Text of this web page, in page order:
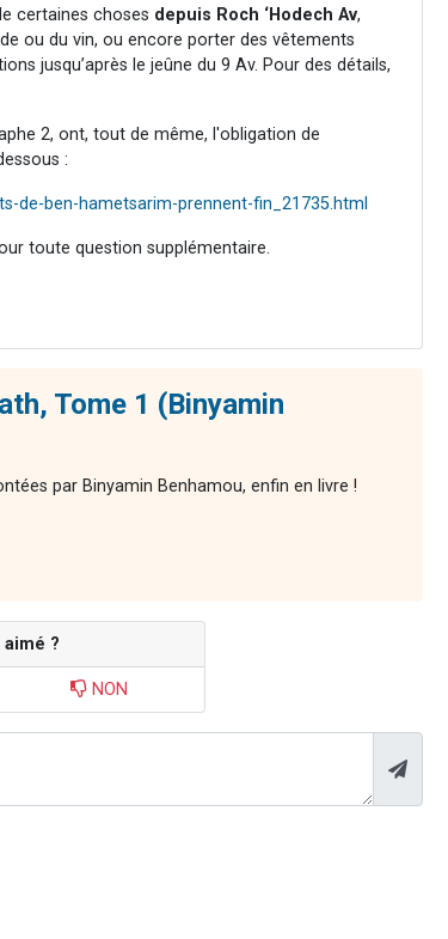
certaines choses depuis Roch ‘Hodech Av,
ou du vin, ou encore porter des vêtements
jusqu’après le jeûne du 9 Av. Pour des détails,
2, ont, tout de même, l'obligation de
:
de-ben-hametsarim-prennent-fin_21735.html
toute question supplémentaire.
Tome 1 (Binyamin
par Binyamin Benhamou, enfin en livre !
?
NON